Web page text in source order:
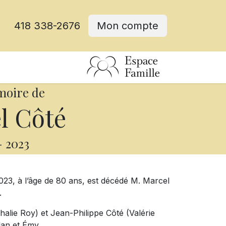
418 338-2676 Mon compte
de
Côté
2023
à l’âge de 80 ans, est décédé M. Marcel
Roy) et Jean-Philippe Côté (Valérie